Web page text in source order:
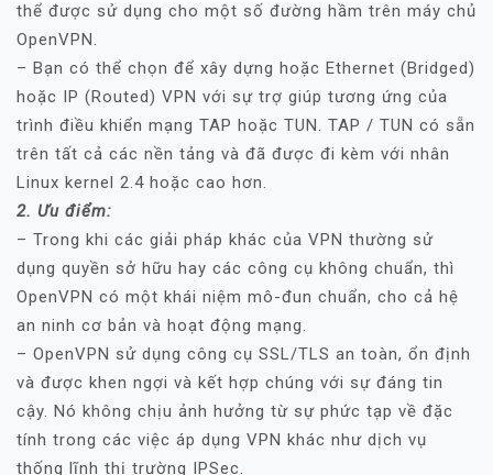
thể được sử dụng cho một số đường hầm trên máy chủ
OpenVPN.
– Bạn có thể chọn để xây dựng hoặc Ethernet (Bridged)
hoặc IP (Routed) VPN với sự trợ giúp tương ứng của
trình điều khiển mạng TAP hoặc TUN. TAP / TUN có sẵn
trên tất cả các nền tảng và đã được đi kèm với nhân
Linux kernel 2.4 hoặc cao hơn.
2. Ưu điểm:
– Trong khi các giải pháp khác của VPN thường sử
dụng quyền sở hữu hay các công cụ không chuẩn, thì
OpenVPN có một khái niệm mô-đun chuẩn, cho cả hệ
an ninh cơ bản và hoạt động mạng.
– OpenVPN sử dụng công cụ SSL/TLS an toàn, ổn định
và được khen ngợi và kết hợp chúng với sự đáng tin
cậy. Nó không chịu ảnh hưởng từ sự phức tạp về đặc
tính trong các việc áp dụng VPN khác như dịch vụ
thống lĩnh thị trường IPSec.